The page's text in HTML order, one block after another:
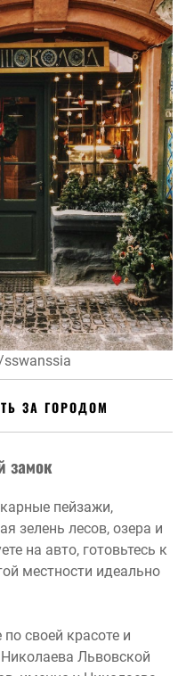
ЗА ГОРОДОМ
замок
пейзажи,
зелень лесов, озера и
на авто, готовьтесь к
местности идеально
по своей красоте и
Львовской